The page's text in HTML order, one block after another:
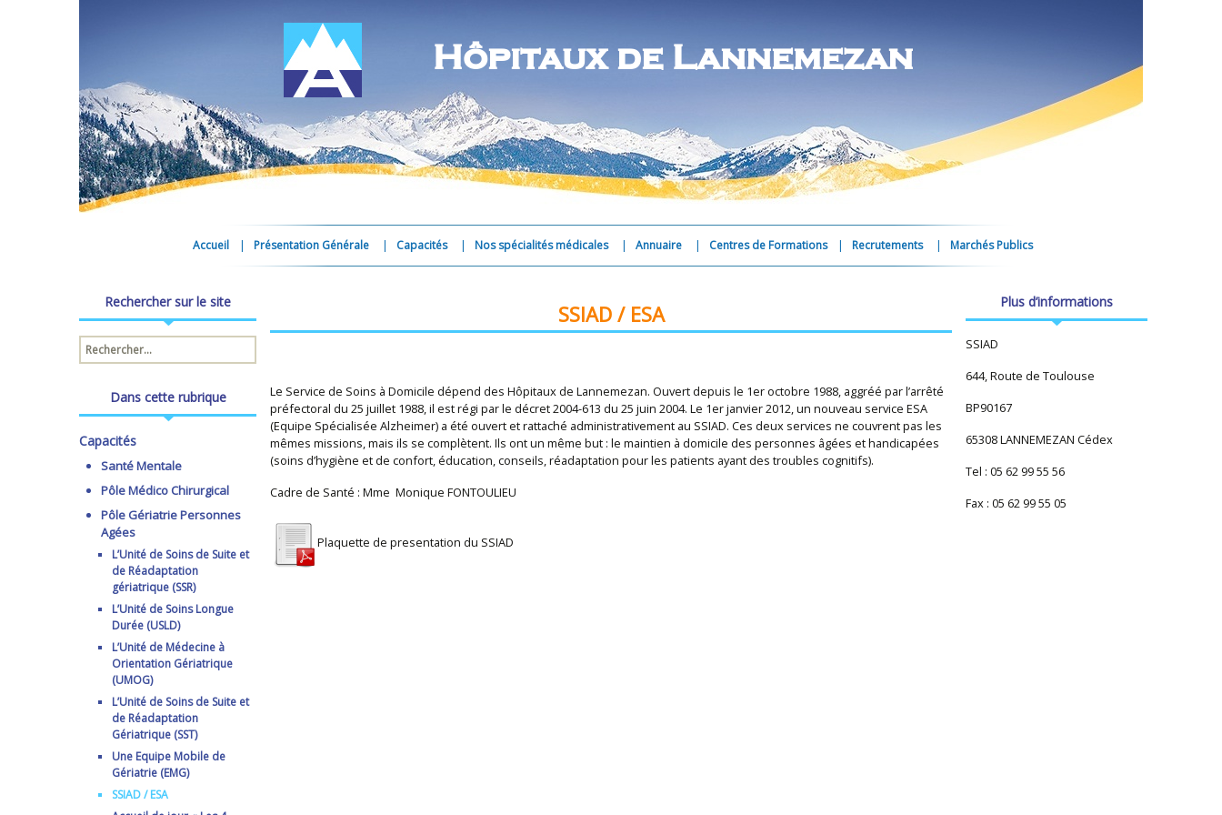
Hôpitaux de Lannemezan
au
contenu
Accueil Présentation Générale Capacités Nos spécialités médicales Annuaire Centres de Formations Recrutements Marchés Publics
Rechercher sur le site
Rechercher :
Dans cette rubrique
Capacités
Santé Mentale
Pôle Médico Chirurgical
Pôle Gériatrie Personnes
Agées
L’Unité de Soins de Suite et
de Réadaptation
gériatrique (SSR)
L’Unité de Soins Longue
Durée (USLD)
L’Unité de Médecine à
Orientation Gériatrique
(UMOG)
L’Unité de Soins de Suite et
de Réadaptation
Gériatrique (SST)
Une Equipe Mobile de
Gériatrie (EMG)
SSIAD / ESA
SSIAD / ESA
Le Service de Soins à Domicile dépend des Hôpitaux de Lannemezan. Ouvert depuis le 1er octobre 1988, aggréé par l’arrêté
préfectoral du 25 juillet 1988, il est régi par le décret 2004-613 du 25 juin 2004. Le 1er janvier 2012, un nouveau service ESA
(Equipe Spécialisée Alzheimer) a été ouvert et rattaché administrativement au SSIAD. Ces deux services ne couvrent pas les
mêmes missions, mais ils se complètent. Ils ont un même but : le maintien à domicile des personnes âgées et handicapées
(soins d’hygiène et de confort, éducation, conseils, réadaptation pour les patients ayant des troubles cognitifs).
Cadre de Santé : Mme Monique FONTOULIEU
Plaquette de presentation du SSIAD
Plus d’informations
SSIAD
644, Route de Toulouse
BP90167
65308 LANNEMEZAN Cédex
Tel : 05 62 99 55 56
Fax : 05 62 99 55 05